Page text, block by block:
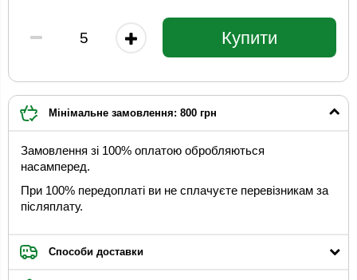
Купити
Мінімальне замовлення: 800 грн
Замовлення зі 100% оплатою обробляються
насамперед.
При 100% передоплаті ви не сплачуєте перевізникам за
післяплату.
Способи доставки